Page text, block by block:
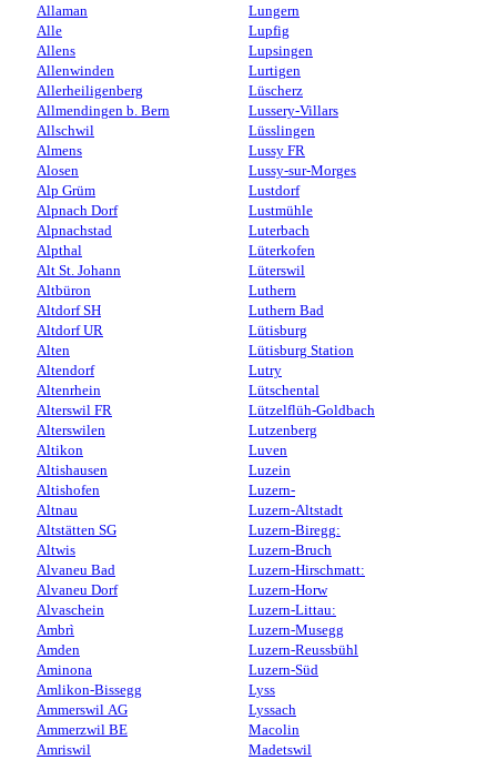
Allaman
Alle
Allens
Allenwinden
Allerheiligenberg
Allmendingen b. Bern
Allschwil
Almens
Alosen
Alp Grüm
Alpnach Dorf
Alpnachstad
Alpthal
Alt St. Johann
Altbüron
Altdorf SH
Altdorf UR
Alten
Altendorf
Altenrhein
Alterswil FR
Alterswilen
Altikon
Altishausen
Altishofen
Altnau
Altstätten SG
Altwis
Alvaneu Bad
Alvaneu Dorf
Alvaschein
Ambrì
Amden
Aminona
Amlikon-Bissegg
Ammerswil AG
Ammerzwil BE
Amriswil
Lungern
Lupfig
Lupsingen
Lurtigen
Lüscherz
Lussery-Villars
Lüsslingen
Lussy FR
Lussy-sur-Morges
Lustdorf
Lustmühle
Luterbach
Lüterkofen
Lüterswil
Luthern
Luthern Bad
Lütisburg
Lütisburg Station
Lutry
Lütschental
Lützelflüh-Goldbach
Lutzenberg
Luven
Luzein
Luzern-
Luzern-Altstadt
Luzern-Biregg:
Luzern-Bruch
Luzern-Hirschmatt:
Luzern-Horw
Luzern-Littau:
Luzern-Musegg
Luzern-Reussbühl
Luzern-Süd
Lyss
Lyssach
Macolin
Madetswil